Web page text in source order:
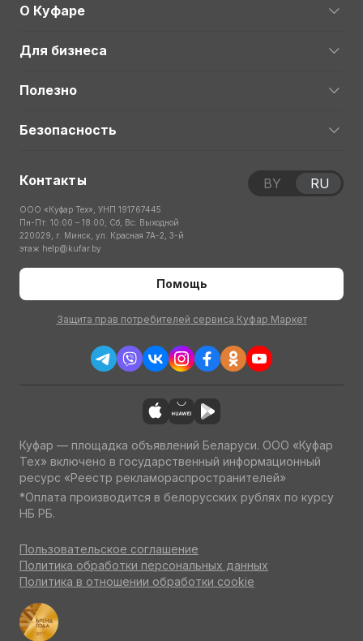
О Куфаре
Для бизнеса
Полезно
Безопасность
Контакты
ООО «Куфар Тех», УНП 191767445
Пн-Пт: 10:00 – 18:00; Сб, Вс: Выходной
220029, г. Минск, ул. Красная 7А-2, 3-й
этаж help@kufar.by
Помощь
Защита прав потребителей сервиса Куфар Маркет
BY RU
Куфар — площадка объявлений Беларуси. ООО «Куфар
Тех» включено в государственный информационный
ресурс «Реестр рекламораспространителей»
*Оплата производится в белорусских рублях по курсу
НБ РБ.
Пользовательское соглашение
Политика обработки персональных данных
Политика в отношении обработки cookie